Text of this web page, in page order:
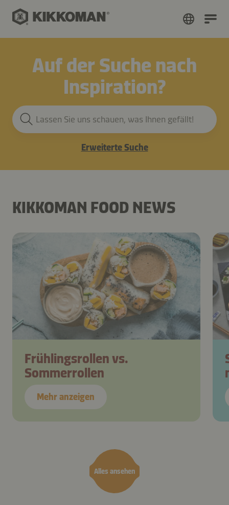
Auf der Suche nach
Inspiration?
Lassen Sie uns schauen, was Ihnen gefällt!
Erweiterte Suche
KIKKOMAN FOOD NEWS
Alles ansehen
Frühlingsrollen vs.
Sommerrollen
Mehr anzeigen